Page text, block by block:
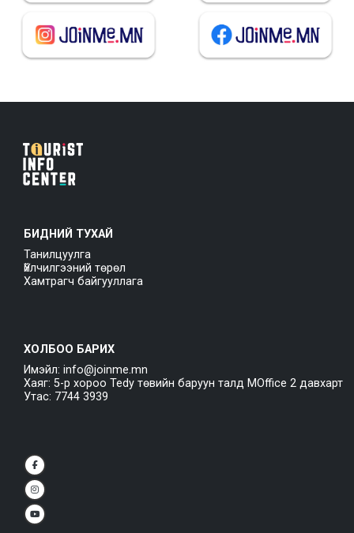
БИДНИЙ ТУХАЙ
Танилцуулга
Үйлчилгээний төрөл
Хамтрагч байгууллага
ХОЛБОО БАРИХ
Имэйл: info@joinme.mn
Хаяг: 5-р хороо Tedy төвийн баруун талд MOffice 2 давхарт
Утас: 7744 3939